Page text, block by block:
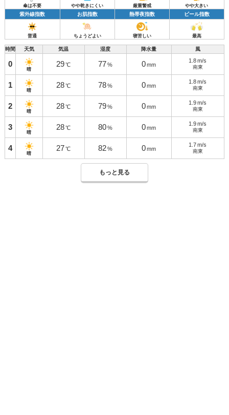
傘は不要 やや乾きにくい 厳重警戒 やや大きい
紫外線指数 お肌指数 熱帯夜指数 ビール指数
普通 ちょうどよい 寝苦しい 最高
時間 天気 気温 湿度 降水量 風
0
晴
29 ℃ 77 % 0 mm
1.8 m/s
南東
1
晴
28 ℃ 78 % 0 mm
1.8 m/s
南東
2
晴
28 ℃ 79 % 0 mm
1.9 m/s
南東
3
晴
28 ℃ 80 % 0 mm
1.9 m/s
南東
4
晴
27 ℃ 82 % 0 mm
1.7 m/s
南東
もっと見る